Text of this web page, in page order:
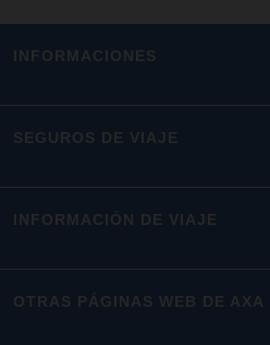
INFORMACIONES
SEGUROS DE VIAJE
INFORMACIÓN DE VIAJE
OTRAS PÁGINAS WEB DE AXA